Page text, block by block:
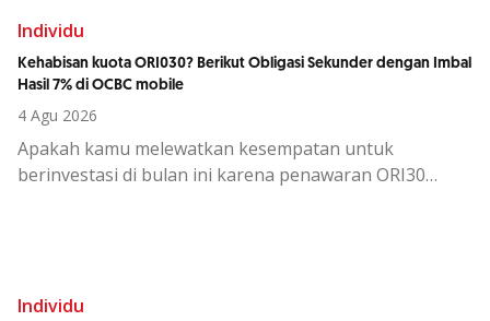
Individu
Kehabisan kuota ORI030? Berikut Obligasi Sekunder dengan Imbal
Hasil 7% di OCBC mobile
4 Agu 2026
Apakah kamu melewatkan kesempatan untuk
berinvestasi di bulan ini karena penawaran ORI30
Individu